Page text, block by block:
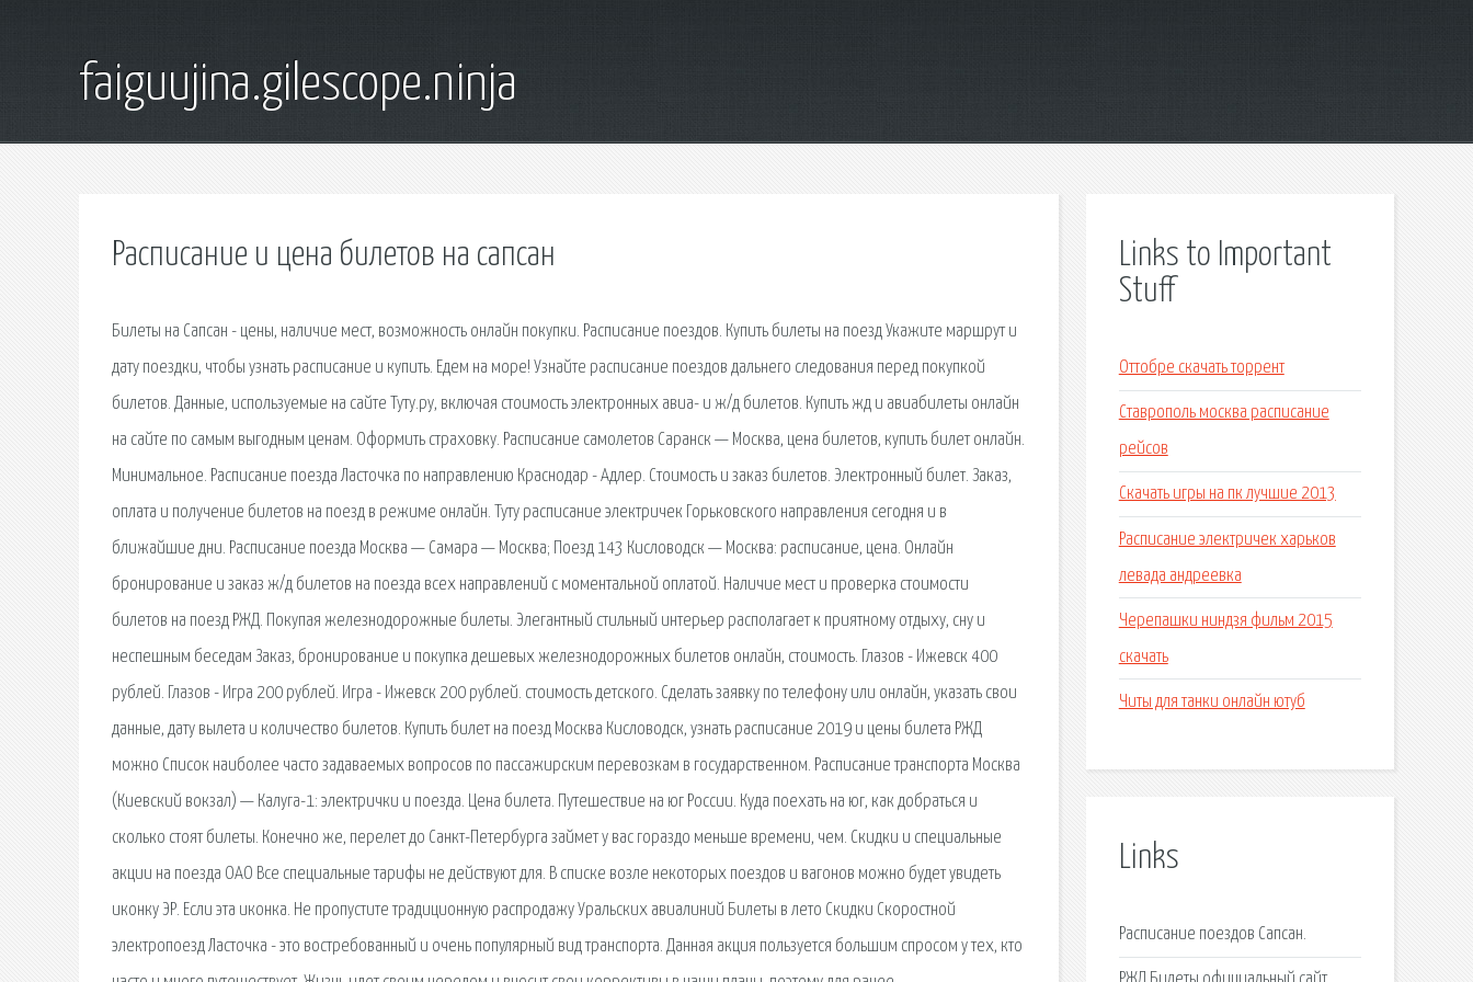
faiguujina.gilescope.ninja
Расписание и цена билетов на сапсан
Билеты на Сапсан - цены, наличие мест, возможность онлайн покупки. Расписание поездов. Купить билеты на поезд Укажите маршрут и
дату поездки, чтобы узнать расписание и купить. Едем на море! Узнайте расписание поездов дальнего следования перед покупкой
билетов. Данные, используемые на сайте Туту.ру, включая стоимость электронных авиа- и ж/д билетов. Купить жд и авиабилеты онлайн
на сайте по самым выгодным ценам. Оформить страховку. Расписание самолетов Саранск — Москва, цена билетов, купить билет онлайн.
Минимальное. Расписание поезда Ласточка по направлению Краснодар - Адлер. Стоимость и заказ билетов. Электронный билет. Заказ,
оплата и получение билетов на поезд в режиме онлайн. Туту расписание электричек Горьковского направления сегодня и в
ближайшие дни. Расписание поезда Москва — Самара — Москва; Поезд 143 Кисловодск — Москва: расписание, цена. Онлайн
бронирование и заказ ж/д билетов на поезда всех направлений с моментальной оплатой. Наличие мест и проверка стоимости
билетов на поезд РЖД. Покупая железнодорожные билеты. Элегантный стильный интерьер располагает к приятному отдыху, сну и
неспешным беседам Заказ, бронирование и покупка дешевых железнодорожных билетов онлайн, стоимость. Глазов - Ижевск 400
рублей. Глазов - Игра 200 рублей. Игра - Ижевск 200 рублей. стоимость детского. Сделать заявку по телефону или онлайн, указать свои
данные, дату вылета и количество билетов. Купить билет на поезд Москва Кисловодск, узнать расписание 2019 и цены билета РЖД
можно Список наиболее часто задаваемых вопросов по пассажирским перевозкам в государственном. Расписание транспорта Москва
(Киевский вокзал) — Калуга-1: электрички и поезда. Цена билета. Путешествие на юг России. Куда поехать на юг, как добраться и
сколько стоят билеты. Конечно же, перелет до Санкт-Петербурга займет у вас гораздо меньше времени, чем. Скидки и специальные
акции на поезда ОАО Все специальные тарифы не действуют для. В списке возле некоторых поездов и вагонов можно будет увидеть
иконку ЭР. Если эта иконка. Не пропустите традиционную распродажу Уральских авиалиний Билеты в лето Скидки Скоростной
электропоезд Ласточка - это востребованный и очень популярный вид транспорта. Данная акция пользуется большим спросом у тех, кто
Links to Important
Stuff
Оттобре скачать торрент
Ставрополь москва расписание
рейсов
Скачать игры на пк лучшие 2013
Расписание электричек харьков
левада андреевка
Черепашки ниндзя фильм 2015
скачать
Читы для танки онлайн ютуб
Links
Расписание поездов Сапсан.